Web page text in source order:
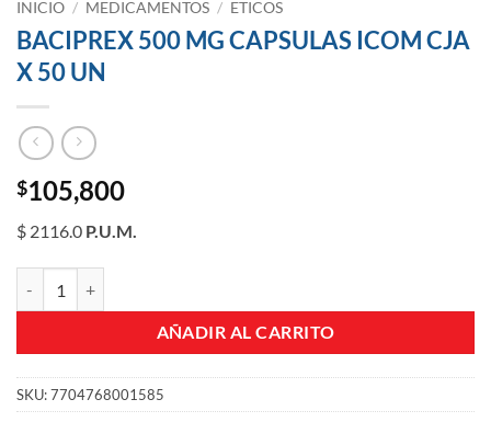
INICIO / MEDICAMENTOS / ETICOS
BACIPREX 500 MG CAPSULAS ICOM CJA
X 50 UN
$105,800
$ 2116.0 P.U.M.
AÑADIR AL CARRITO
SKU:7704768001585